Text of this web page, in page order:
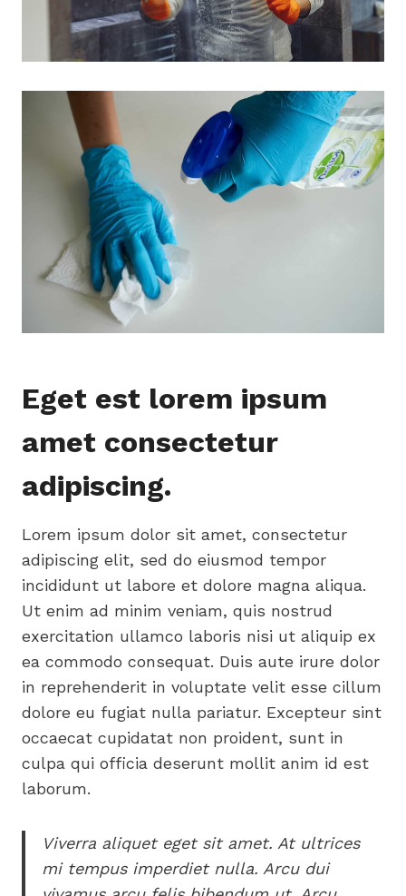
Eget est lorem ipsum
amet consectetur
adipiscing.
Lorem ipsum dolor sit amet, consectetur
adipiscing elit, sed do eiusmod tempor
incididunt ut labore et dolore magna aliqua.
Ut enim ad minim veniam, quis nostrud
exercitation ullamco laboris nisi ut aliquip ex
ea commodo consequat. Duis aute irure dolor
in reprehenderit in voluptate velit esse cillum
dolore eu fugiat nulla pariatur. Excepteur sint
occaecat cupidatat non proident, sunt in
culpa qui officia deserunt mollit anim id est
laborum.
Viverra aliquet eget sit amet. At ultrices
mi tempus imperdiet nulla. Arcu dui